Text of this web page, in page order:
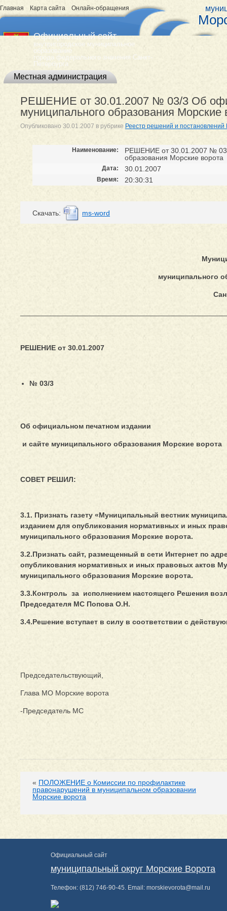
Главная Карта сайта Онлайн-обращения
Официальный сайт
внутригородское муниципальное
образование
города федерального значения Санкт-
Петербурга
Местная администрация
РЕШЕНИЕ от 30.01.2007 № 03/3 Об
муниципального образования Морские
Опубликовано 30.01.2007 в рубрике Реестр решений и
Наименование:
РЕШЕНИЕ от 30.01.2007 № 03/
образования Морские ворота
Дата: 30.01.2007
Время: 20:30:31
Cкачать: ms-word
муниципального
РЕШЕНИЕ от 30.01.2007
№ 03/3
Об официальном печатном издании
и сайте муниципального образования Морские ворота
СОВЕТ РЕШИЛ:
3.1. Признать газету «Муниципальный вестник
изданием для опубликования нормативных и иных
муниципального образования Морские ворота.
3.2.Признать сайт, размещенный в сети Интернет по
опубликования нормативных и иных правовых актов
муниципального образования Морские ворота.
3.3.Контроль за исполнением настоящего Решения
Председателя МС Попова О.Н.
3.4.Решение вступает в силу в соответствии с
Председательствующий,
Глава МО Морские ворота
-Председатель МС
« ПОЛОЖЕНИЕ о Комиссии по профилактике
правонарушений в муниципальном образовании
Морские ворота
Официальный сайт
муниципальный округ Морские Ворота
Телефон: (812) 746-90-45 . Email: morskievorota@mail.ru